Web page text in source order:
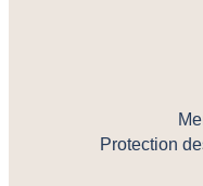
Protection